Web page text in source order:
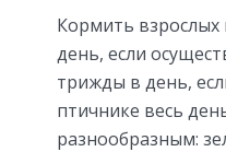
Кормить
день, если
трижды в день,
птичнике весь
разнообразным: